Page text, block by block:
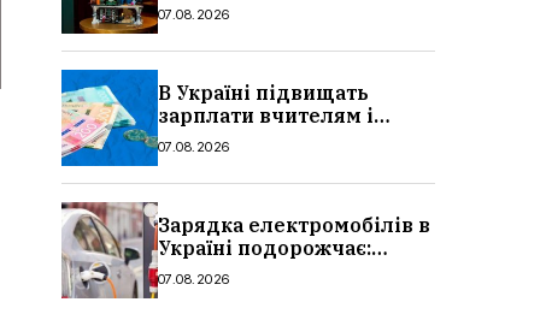
Україні
07.08.2026
В Україні підвищать
зарплати вчителям і
стипендії студентам з 1
суми, розмір
07.08.2026
Зарядка електромобілів в
Україні подорожчає:
причина і нові ціни з
07.08.2026